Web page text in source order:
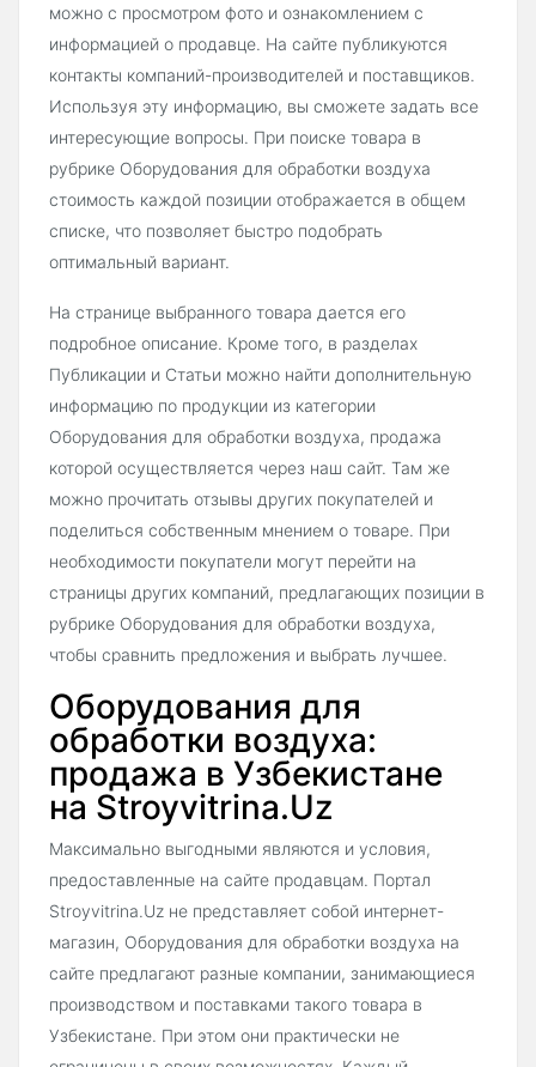
можно с просмотром фото и ознакомлением с
информацией о продавце. На сайте публикуются
контакты компаний-производителей и поставщиков.
Используя эту информацию, вы сможете задать все
интересующие вопросы. При поиске товара в
рубрике Оборудования для обработки воздуха
стоимость каждой позиции отображается в общем
списке, что позволяет быстро подобрать
оптимальный вариант.
На странице выбранного товара дается его
подробное описание. Кроме того, в разделах
Публикации и Статьи можно найти дополнительную
информацию по продукции из категории
Оборудования для обработки воздуха, продажа
которой осуществляется через наш сайт. Там же
можно прочитать отзывы других покупателей и
поделиться собственным мнением о товаре. При
необходимости покупатели могут перейти на
страницы других компаний, предлагающих позиции в
рубрике Оборудования для обработки воздуха,
чтобы сравнить предложения и выбрать лучшее.
Оборудования для
обработки воздуха:
продажа в Узбекистане
на Stroyvitrina.Uz
Максимально выгодными являются и условия,
предоставленные на сайте продавцам. Портал
Stroyvitrina.Uz не представляет собой интернет-
магазин, Оборудования для обработки воздуха на
сайте предлагают разные компании, занимающиеся
производством и поставками такого товара в
Узбекистане. При этом они практически не